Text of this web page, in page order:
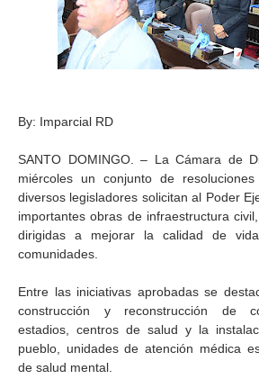
By: Imparcial RD
SANTO DOMINGO. – La Cámara de
miércoles un conjunto de
diversos legisladores solicitan al Poder
importantes obras de infraestructura
dirigidas a mejorar la calidad de
comunidades.
Entre las iniciativas aprobadas se
construcción y reconstrucción de
estadios, centros de salud y la
pueblo, unidades de atención médica
de salud mental.